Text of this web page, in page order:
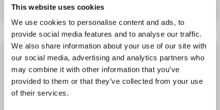
This website uses cookies
We use cookies to personalise content and ads, to
provide social media features and to analyse our traffic.
We also share information about your use of our site with
our social media, advertising and analytics partners who
may combine it with other information that you’ve
provided to them or that they’ve collected from your use
of their services.
SLC39A7 anticorps (AA 201-300) (Biotin)
SLC39A7
Reactivité: Souris, Rat
WB, ELISA, IHC (p), IHC (fro)
Hôte: Lapin
Polyclonal